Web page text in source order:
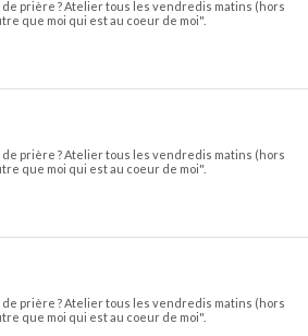
prière ? Atelier tous les vendredis matins (hors
que moi qui est au coeur de moi".
prière ? Atelier tous les vendredis matins (hors
que moi qui est au coeur de moi".
prière ? Atelier tous les vendredis matins (hors
que moi qui est au coeur de moi".